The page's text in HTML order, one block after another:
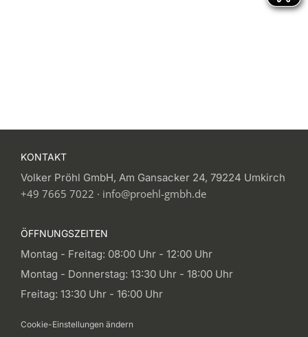
KONTAKT
Volker Pröhl GmbH, Am Gansacker 24, 79224 Umkirch
+49 7665 7022 · info@proehl-gmbh.de
ÖFFNUNGSZEITEN
Montag - Freitag: 08:00 Uhr - 12:00 Uhr
Montag - Donnerstag: 13:30 Uhr - 18:00 Uhr
Freitag: 13:30 Uhr - 16:00 Uhr
Cookie-Einstellungen ändern